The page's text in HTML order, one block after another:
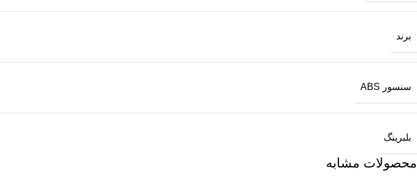
برند
سنسور ABS
بلبرینگ
محصولات مشابه